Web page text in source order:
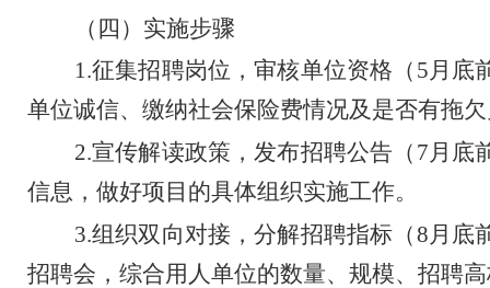
（ 四） 实施步骤
1.征集招聘岗位，审核单位资格（ 5月底
单位诚信、缴纳社会保险费情况及是否有拖
2.宣传解读政策 ，发布招聘公告（ 7月底
信息，做好项目的具体组织实施工作。
3.组织双向对接，分解招聘指标（8 月底
招聘会，综合用人单位的数量、规模、招聘